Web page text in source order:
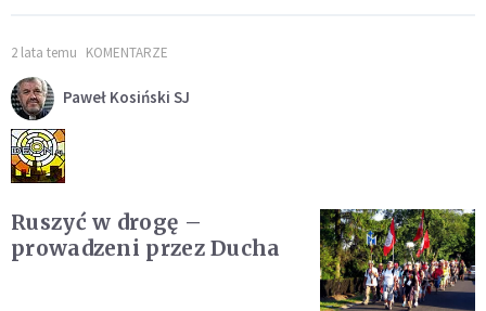
2 lata temu KOMENTARZE
Paweł Kosiński SJ
Ruszyć w drogę –
prowadzeni przez Ducha